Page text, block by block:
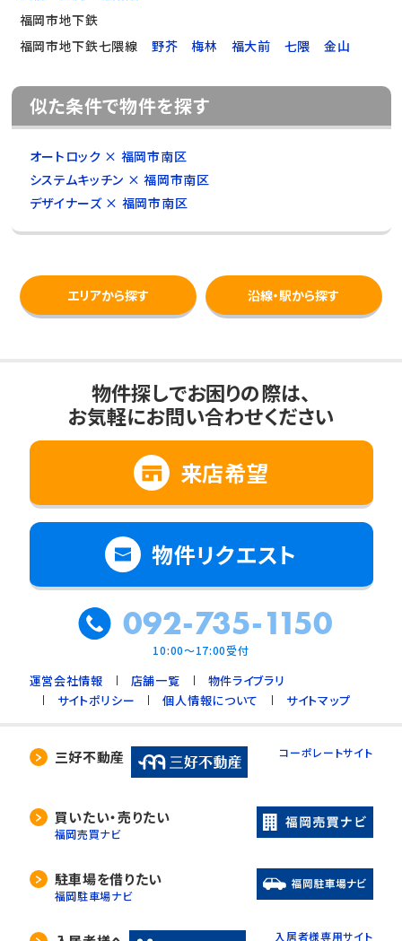
福岡市地下鉄
福岡市地下鉄七隈線
野芥 梅林 福大前 七隈 金山
似た条件で物件を探す
オートロック × 福岡市南区
システムキッチン × 福岡市南区
デザイナーズ × 福岡市南区
エリアから探す 沿線・駅から探す
物件探しでお困りの際は、
お気軽にお問い合わせください
来店希望
物件リクエスト
092-735-1150
10:00～17:00受付
運営会社情報 店舗一覧
物件ライブラリ
サイトポリシー
個人情報について サイトマップ
三好不動産 コーポレートサイト
買いたい・売りたい
福岡売買ナビ
駐車場を借りたい
福岡駐車場ナビ
入居者様専用サイト